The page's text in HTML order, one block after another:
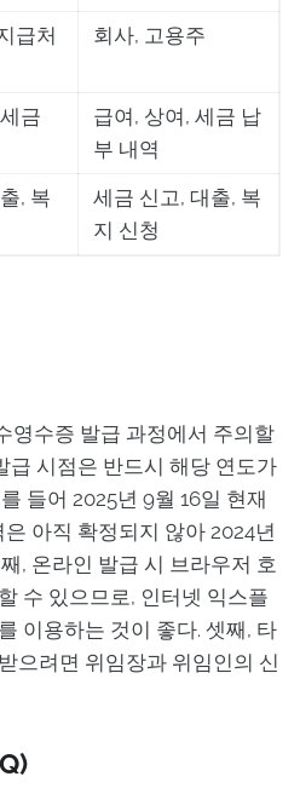
급처 회사, 고용주
금
급여, 상여, 세금 납
부 내역
, 복
세금 신고, 대출, 복
지 신청
영수증 발급 과정에서 주의할
급 시점은 반드시 해당 연도가
들어 2025년 9월 16일 현재
아직 확정되지 않아 2024년
, 온라인 발급 시 브라우저 호
수 있으므로, 인터넷 익스플
이용하는 것이 좋다. 셋째, 타
으려면 위임장과 위임인의 신